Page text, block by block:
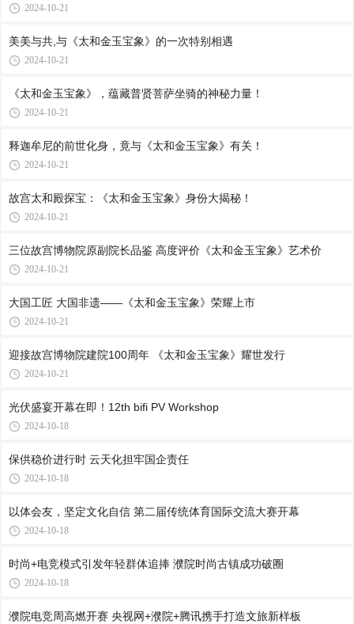
2024-10-21
美美与共,与《太和金玉宝象》的一次特别相遇
2024-10-21
《太和金玉宝象》，蕴藏普贤菩萨坐骑的神秘力量！
2024-10-21
释迦牟尼的前世化身，竟与《太和金玉宝象》有关！
2024-10-21
故宫太和殿探宝：《太和金玉宝象》身份大揭秘！
2024-10-21
三位故宫博物院原副院长品鉴 高度评价《太和金玉宝象》艺术价
2024-10-21
大国工匠 大国非遗——《太和金玉宝象》荣耀上市
2024-10-21
迎接故宫博物院建院100周年 《太和金玉宝象》耀世发行
2024-10-21
光伏盛宴开幕在即！12th bifi PV Workshop
2024-10-18
保供稳价进行时 云天化担牢国企责任
2024-10-18
以体会友，坚定文化自信 第二届传统体育国际交流大赛开幕
2024-10-18
时尚+电竞模式引发年轻群体追捧 濮院时尚古镇成功破圈
2024-10-18
濮院电竞周高燃开赛 央视网+濮院+腾讯携手打造文旅新样板